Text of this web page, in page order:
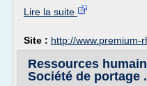
Lire la suite
Site : http://www.premium-
Ressources
Société de portage